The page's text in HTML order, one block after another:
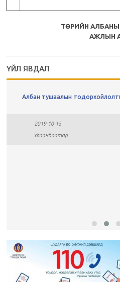
ТӨРИЙН
АЖЛЫН
ҮЙЛ ЯВДАЛ
Албан тушаалын
2019-10-15
Улаанбаатар